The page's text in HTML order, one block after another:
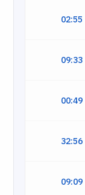
02:55
09:33
00:49
32:56
09:09